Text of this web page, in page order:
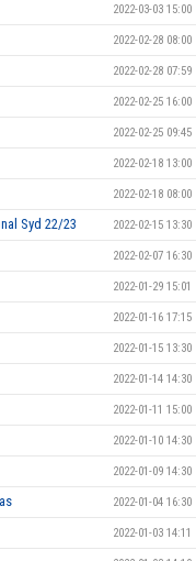
2022-03-03 15:00
2022-02-28 08:00
2022-02-28 07:59
2022-02-25 16:00
2022-02-25 09:45
2022-02-18 13:00
2022-02-18 08:00
Syd 22/23 2022-02-15 13:30
2022-02-07 16:30
2022-01-29 15:01
2022-01-16 17:15
2022-01-15 13:30
2022-01-14 14:30
2022-01-11 15:00
2022-01-10 14:30
2022-01-09 14:30
2022-01-04 16:30
2022-01-03 14:11